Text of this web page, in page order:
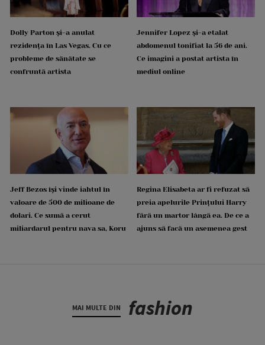
Dolly Parton și-a anulat
rezidența în Las Vegas. Cu ce
probleme de sănătate se
confruntă artista
Jennifer Lopez și-a etalat
abdomenul tonifiat la 56 de ani.
Ce imagini a postat artista în
mediul online
Jeff Bezos își vinde iahtul în
valoare de 500 de milioane de
dolari. Ce sumă a cerut
miliardarul pentru nava sa, Koru
Regina Elisabeta ar fi refuzat să
preia apelurile Prințului Harry
fără un martor lângă ea. De ce a
ajuns să facă un asemenea gest
MAI MULTE DIN fashion